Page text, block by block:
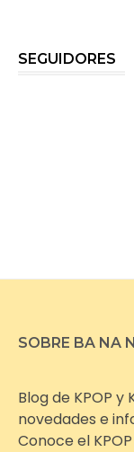
SEGUIDORES
SOBRE BA NA
Blog de KPOP
novedades e
Conoce el